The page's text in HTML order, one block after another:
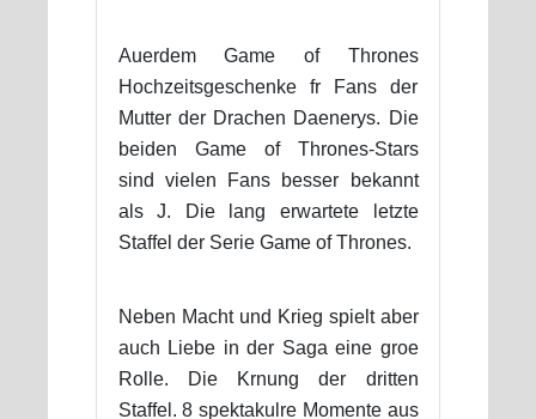
Auerdem Game of Thrones
Hochzeitsgeschenke fr Fans der
Mutter der Drachen Daenerys. Die
beiden Game of Thrones-Stars
sind vielen Fans besser bekannt
als J. Die lang erwartete letzte
Staffel der Serie Game of Thrones.
Neben Macht und Krieg spielt aber
auch Liebe in der Saga eine groe
Rolle. Die Krnung der dritten
Staffel. 8 spektakulre Momente aus